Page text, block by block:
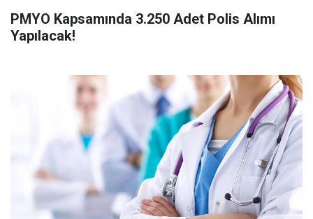
PMYO Kapsamında 3.250 Adet Polis Alımı
Yapılacak!